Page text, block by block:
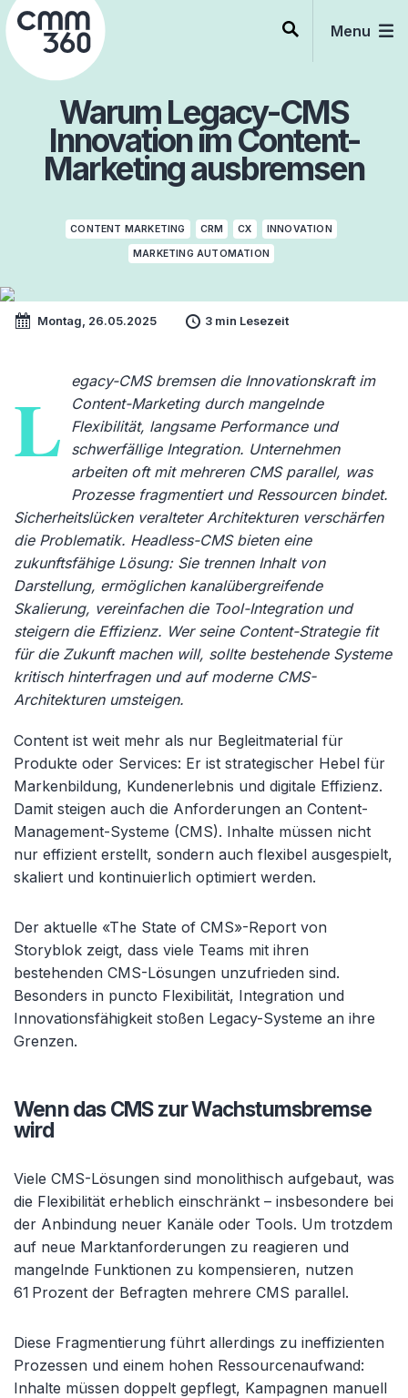
Skip
to
content
Menu
Warum Legacy-CMS
Innovation im Content-
Marketing ausbremsen
CONTENT MARKETING CRM CX INNOVATION
MARKETING AUTOMATION
Montag, 26.05.2025 3 min Lesezeit
L
egacy-CMS bremsen die Innovationskraft im
Content-Marketing durch mangelnde
Flexibilität, langsame Performance und
schwerfällige Integration. Unternehmen
arbeiten oft mit mehreren CMS parallel, was
Prozesse fragmentiert und Ressourcen bindet.
Sicherheitslücken veralteter Architekturen verschärfen
die Problematik. Headless-CMS bieten eine
zukunftsfähige Lösung: Sie trennen Inhalt von
Darstellung, ermöglichen kanalübergreifende
Skalierung, vereinfachen die Tool-Integration und
steigern die Effizienz. Wer seine Content-Strategie fit
für die Zukunft machen will, sollte bestehende Systeme
kritisch hinterfragen und auf moderne CMS-
Architekturen umsteigen.
Content ist weit mehr als nur Begleitmaterial für
Produkte oder Services: Er ist strategischer Hebel für
Markenbildung, Kundenerlebnis und digitale Effizienz.
Damit steigen auch die Anforderungen an Content-
Management-Systeme (CMS). Inhalte müssen nicht
nur effizient erstellt, sondern auch flexibel ausgespielt,
skaliert und kontinuierlich optimiert werden.
Der aktuelle «The State of CMS»-Report von
Storyblok zeigt, dass viele Teams mit ihren
bestehenden CMS-Lösungen unzufrieden sind.
Besonders in puncto Flexibilität, Integration und
Innovationsfähigkeit stoßen Legacy-Systeme an ihre
Grenzen.
Wenn das CMS zur Wachstumsbremse
wird
Viele CMS-Lösungen sind monolithisch aufgebaut, was
die Flexibilität erheblich einschränkt – insbesondere bei
der Anbindung neuer Kanäle oder Tools. Um trotzdem
auf neue Marktanforderungen zu reagieren und
mangelnde Funktionen zu kompensieren, nutzen
61 Prozent der Befragten mehrere CMS parallel.
Diese Fragmentierung führt allerdings zu ineffizienten
Prozessen und einem hohen Ressourcenaufwand:
Inhalte müssen doppelt gepflegt, Kampagnen manuell